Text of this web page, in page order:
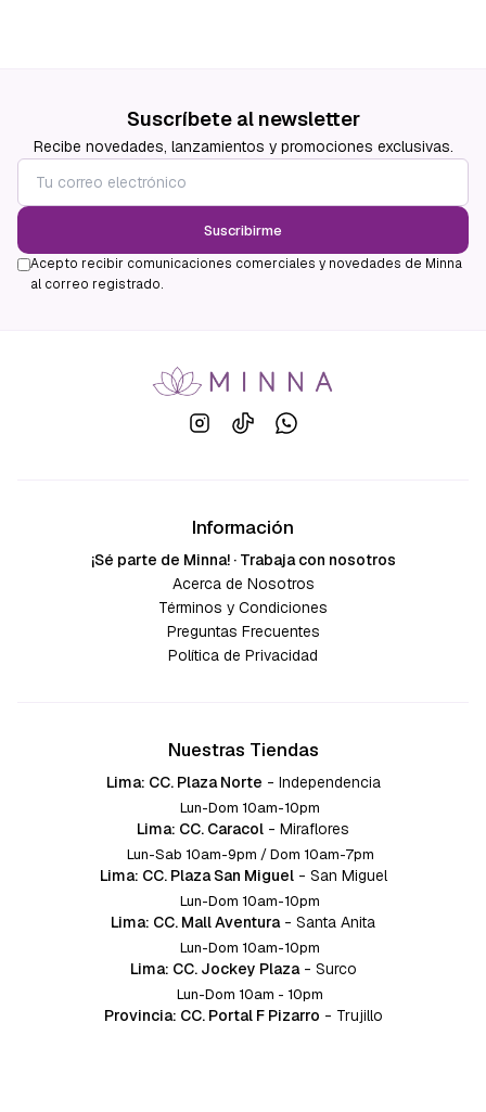
Suscríbete al newsletter
Recibe novedades, lanzamientos y promociones exclusivas.
Suscribirme
Acepto recibir comunicaciones comerciales y novedades de Minna
al correo registrado.
Información
¡Sé parte de Minna! · Trabaja con nosotros
Acerca de Nosotros
Términos y Condiciones
Preguntas Frecuentes
Política de Privacidad
Nuestras Tiendas
Lima: CC. Plaza Norte - Independencia
Lun-Dom 10am-10pm
Lima: CC. Caracol - Miraflores
Lun-Sab 10am-9pm / Dom 10am-7pm
Lima: CC. Plaza San Miguel - San Miguel
Lun-Dom 10am-10pm
Lima: CC. Mall Aventura - Santa Anita
Lun-Dom 10am-10pm
Lima: CC. Jockey Plaza - Surco
Lun-Dom 10am - 10pm
Provincia: CC. Portal F Pizarro - Trujillo